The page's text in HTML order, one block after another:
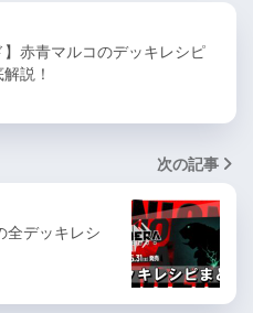
】赤青マルコのデッキレシピ
説！
次の記事
全デッキレシ